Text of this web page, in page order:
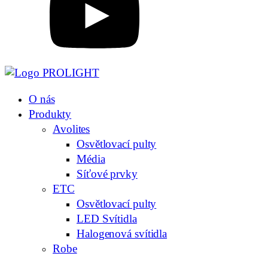
O nás
Produkty
Avolites
Osvětlovací pulty
Média
Síťové prvky
ETC
Osvětlovací pulty
LED Svítidla
Halogenová svítidla
Robe